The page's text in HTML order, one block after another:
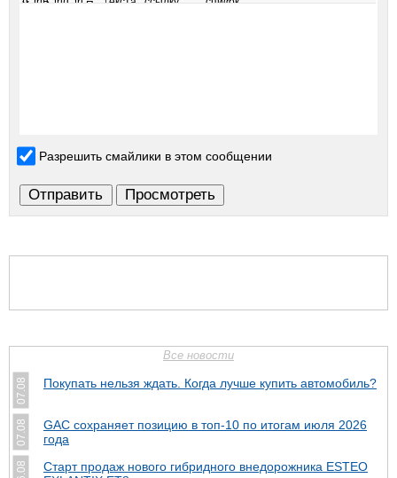
Разрешить смайлики в этом сообщении
Все новости
07.08 Покупать нельзя ждать. Когда лучше купить автомобиль?
07.08
GAC сохраняет позицию в топ-10 по итогам июля 2026
года
Старт продаж нового гибридного внедорожника ESTEO